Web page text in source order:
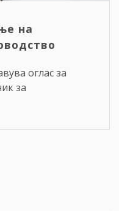
на
оглас за
за